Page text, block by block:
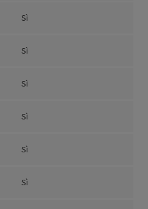
Sì
Sì
Sì
Sì
Sì
Sì